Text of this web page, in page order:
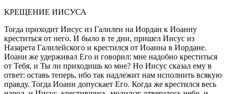
КРЕЩЕНИЕ ИИСУСА
Тогда приходит Иисус из Галилеи на Иордан к Иоанну
креститься от него. И было в те дни, пришел Иисус из
Назарета Галилейского и крестился от Иоанна в Иордане.
Иоанн же удерживал Его и говорил: мне надобно креститься
от Тебя, и Ты ли приходишь ко мне? Но Иисус сказал ему в
ответ: оставь теперь, ибо так надлежит нам исполнить всякую
правду. Тогда Иоанн допускает Его. Когда же крестился весь